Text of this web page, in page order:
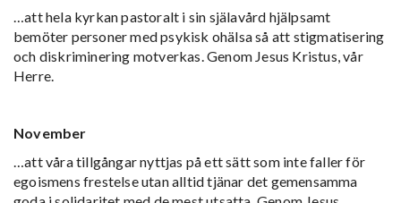
…att hela kyrkan pastoralt i sin själavård hjälpsamt
bemöter personer med psykisk ohälsa så att stigmatisering
och diskriminering motverkas. Genom Jesus Kristus, vår
Herre.
November
…att våra tillgångar nyttjas på ett sätt som inte faller för
egoismens frestelse utan alltid tjänar det gemensamma